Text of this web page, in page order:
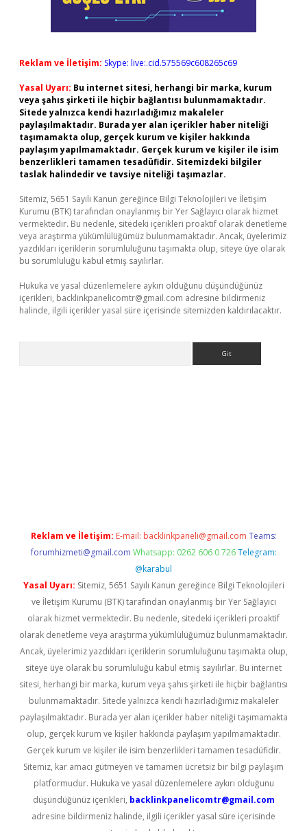
Reklam ve İletişim: Skype: live:.cid.575569c608265c69
Yasal Uyarı: Bu internet sitesi, herhangi bir marka, kurum
veya şahıs şirketi ile hiçbir bağlantısı bulunmamaktadır.
Sitede yalnızca kendi hazırladığımız makaleler
paylaşılmaktadır. Burada yer alan içerikler haber niteliği
taşımamakta olup, gerçek kurum ve kişiler hakkında
paylaşım yapılmamaktadır. Gerçek kurum ve kişiler ile isim
benzerlikleri tamamen tesadüfidir. Sitemizdeki bilgiler
taslak halindedir ve tavsiye niteliği taşımazlar.
Sitemiz, 5651 Sayılı Kanun gereğince Bilgi Teknolojileri ve İletişim
Kurumu (BTK) tarafından onaylanmış bir Yer Sağlayıcı olarak hizmet
vermektedir. Bu nedenle, sitedeki içerikleri proaktif olarak denetleme
veya araştırma yükümlülüğümüz bulunmamaktadır. Ancak, üyelerimiz
yazdıkları içeriklerin sorumluluğunu taşımakta olup, siteye üye olarak
bu sorumluluğu kabul etmiş sayılırlar.
Hukuka ve yasal düzenlemelere aykırı olduğunu düşündüğünüz
içerikleri, backlinkpanelicomtr@gmail.com adresine bildirmeniz
halinde, ilgili içerikler yasal süre içerisinde sitemizden kaldırılacaktır.
Reklam ve İletişim: E-mail: backlinkpaneli@gmail.com Teams:
forumhizmeti@gmail.com Whatsapp: 0262 606 0 726 Telegram:
@karabul
Yasal Uyarı: Sitemiz, 5651 Sayılı Kanun gereğince Bilgi Teknolojileri
ve İletişim Kurumu (BTK) tarafından onaylanmış bir Yer Sağlayıcı
olarak hizmet vermektedir. Bu nedenle, sitedeki içerikleri proaktif
olarak denetleme veya araştırma yükümlülüğümüz bulunmamaktadır.
Ancak, üyelerimiz yazdıkları içeriklerin sorumluluğunu taşımakta olup,
siteye üye olarak bu sorumluluğu kabul etmiş sayılırlar. Bu internet
sitesi, herhangi bir marka, kurum veya şahıs şirketi ile hiçbir bağlantısı
bulunmamaktadır. Sitede yalnızca kendi hazırladığımız makaleler
paylaşılmaktadır. Burada yer alan içerikler haber niteliği taşımamakta
olup, gerçek kurum ve kişiler hakkında paylaşım yapılmamaktadır.
Gerçek kurum ve kişiler ile isim benzerlikleri tamamen tesadüfidir.
Sitemiz, kar amacı gütmeyen ve tamamen ücretsiz bir bilgi paylaşım
platformudur. Hukuka ve yasal düzenlemelere aykırı olduğunu
düşündüğünüz içerikleri, backlinkpanelicomtr@gmail.com
adresine bildirmeniz halinde, ilgili içerikler yasal süre içerisinde